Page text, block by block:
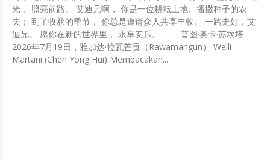
光， 照亮前路。 艾迪兄啊， 你是一位耕耘土地、播撒种子的农
夫； 到了收获的季节， 你总是邀请众人共享丰收。 一路走好，艾
迪兄。 愿你在新的世界里， 永享安乐。 ——普图·奥卡·苏坎塔
2026年7月19日，雅加达·拉瓦芒贡（Rawamangun） Welli
Martani (Chen Yong Hui) Membacakan...